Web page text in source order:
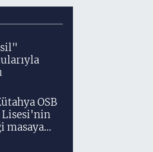
OSB
Lisesi'nin
masaya